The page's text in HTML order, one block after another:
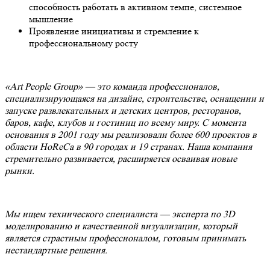
способность работать в активном темпе, системное
мышление
Проявление инициативы и стремление к
профессиональному росту
«Art People Group» — это команда профессионалов,
специализирующаяся на дизайне, строительстве, оснащении и
запуске развлекательных и детских центров, ресторанов,
баров, кафе, клубов и гостиниц по всему миру. С момента
основания в 2001 году мы реализовали более 600 проектов в
области HoReCa в 90 городах и 19 странах. Наша компания
стремительно развивается, расширяется осваивая новые
рынки.
Мы ищем технического специалиста — эксперта по 3D
моделированию и качественной визуализации, который
является страстным профессионалом, готовым принимать
нестандартные решения.